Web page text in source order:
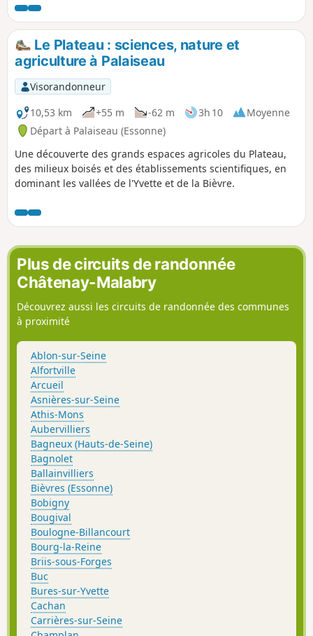
dessinées par Le Nôtre. Pour le retour, laissez-vous guider
par le havre de paix de la Coulée Verte du Sud Parisien, un
ruban de nature préservé qui vous ramènera tout en
douceur à votre point de départ. Une boucle parfaite entre
ville, histoire et nature.
Le Plateau : sciences, nature et
agriculture à Palaiseau
Visorandonneur
10,53 km
+55 m -62 m 3h 10
Moyenne
Départ à Palaiseau (Essonne)
Une découverte des grands espaces agricoles du Plateau,
des milieux boisés et des établissements scientifiques, en
dominant les vallées de l'Yvette et de la Bièvre.
Plus de circuits de randonnée
Châtenay-Malabry
Découvrez aussi les circuits de randonnée des communes
à proximité
Ablon-sur-Seine
Alfortville
Arcueil
Asnières-sur-Seine
Athis-Mons
Aubervilliers
Bagneux (Hauts-de-Seine)
Bagnolet
Ballainvilliers
Bièvres (Essonne)
Bobigny
Bougival
Boulogne-Billancourt
Bourg-la-Reine
Briis-sous-Forges
Buc
Bures-sur-Yvette
Cachan
Carrières-sur-Seine